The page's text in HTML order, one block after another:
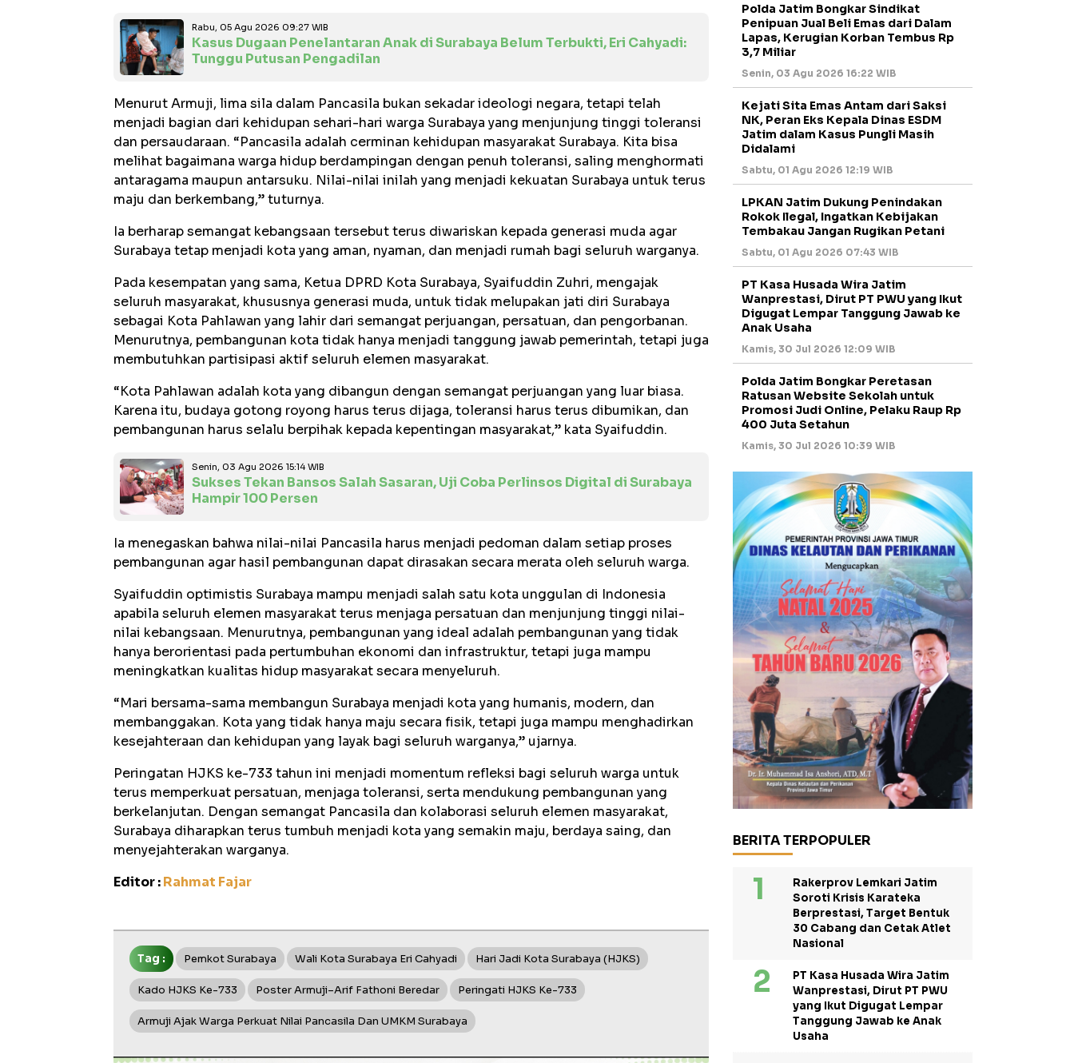
Rabu, 05 Agu 2026 09:27 WIB
Kasus Dugaan Penelantaran Anak di Surabaya Belum Terbukti, Eri Cahyadi:
Tunggu Putusan Pengadilan
Menurut Armuji, lima sila dalam Pancasila bukan sekadar ideologi negara, tetapi telah
menjadi bagian dari kehidupan sehari-hari warga Surabaya yang menjunjung tinggi toleransi
dan persaudaraan. “Pancasila adalah cerminan kehidupan masyarakat Surabaya. Kita bisa
melihat bagaimana warga hidup berdampingan dengan penuh toleransi, saling menghormati
antaragama maupun antarsuku. Nilai-nilai inilah yang menjadi kekuatan Surabaya untuk terus
maju dan berkembang,” tuturnya.
Ia berharap semangat kebangsaan tersebut terus diwariskan kepada generasi muda agar
Surabaya tetap menjadi kota yang aman, nyaman, dan menjadi rumah bagi seluruh warganya.
Pada kesempatan yang sama, Ketua DPRD Kota Surabaya, Syaifuddin Zuhri, mengajak
seluruh masyarakat, khususnya generasi muda, untuk tidak melupakan jati diri Surabaya
sebagai Kota Pahlawan yang lahir dari semangat perjuangan, persatuan, dan pengorbanan.
Menurutnya, pembangunan kota tidak hanya menjadi tanggung jawab pemerintah, tetapi juga
membutuhkan partisipasi aktif seluruh elemen masyarakat.
“Kota Pahlawan adalah kota yang dibangun dengan semangat perjuangan yang luar biasa.
Karena itu, budaya gotong royong harus terus dijaga, toleransi harus terus dibumikan, dan
pembangunan harus selalu berpihak kepada kepentingan masyarakat,” kata Syaifuddin.
Senin, 03 Agu 2026 15:14 WIB
Sukses Tekan Bansos Salah Sasaran, Uji Coba Perlinsos Digital di Surabaya
Hampir 100 Persen
Ia menegaskan bahwa nilai-nilai Pancasila harus menjadi pedoman dalam setiap proses
pembangunan agar hasil pembangunan dapat dirasakan secara merata oleh seluruh warga.
Syaifuddin optimistis Surabaya mampu menjadi salah satu kota unggulan di Indonesia
apabila seluruh elemen masyarakat terus menjaga persatuan dan menjunjung tinggi nilai-
nilai kebangsaan. Menurutnya, pembangunan yang ideal adalah pembangunan yang tidak
hanya berorientasi pada pertumbuhan ekonomi dan infrastruktur, tetapi juga mampu
meningkatkan kualitas hidup masyarakat secara menyeluruh.
“Mari bersama-sama membangun Surabaya menjadi kota yang humanis, modern, dan
membanggakan. Kota yang tidak hanya maju secara fisik, tetapi juga mampu menghadirkan
kesejahteraan dan kehidupan yang layak bagi seluruh warganya,” ujarnya.
Peringatan HJKS ke-733 tahun ini menjadi momentum refleksi bagi seluruh warga untuk
terus memperkuat persatuan, menjaga toleransi, serta mendukung pembangunan yang
berkelanjutan. Dengan semangat Pancasila dan kolaborasi seluruh elemen masyarakat,
Surabaya diharapkan terus tumbuh menjadi kota yang semakin maju, berdaya saing, dan
menyejahterakan warganya.
Editor :Rahmat Fajar
Tag : Pemkot Surabaya Wali Kota Surabaya Eri Cahyadi Hari Jadi Kota Surabaya (HJKS)
Kado HJKS Ke-733 Poster Armuji–Arif Fathoni Beredar Peringati HJKS Ke-733
Armuji Ajak Warga Perkuat Nilai Pancasila Dan UMKM Surabaya
Polda Jatim Bongkar Sindikat
Penipuan Jual Beli Emas dari Dalam
Lapas, Kerugian Korban Tembus Rp
3,7 Miliar
Senin, 03 Agu 2026 16:22 WIB
Kejati Sita Emas Antam dari Saksi
NK, Peran Eks Kepala Dinas ESDM
Jatim dalam Kasus Pungli Masih
Didalami
Sabtu, 01 Agu 2026 12:19 WIB
LPKAN Jatim Dukung Penindakan
Rokok Ilegal, Ingatkan Kebijakan
Tembakau Jangan Rugikan Petani
Sabtu, 01 Agu 2026 07:43 WIB
PT Kasa Husada Wira Jatim
Wanprestasi, Dirut PT PWU yang Ikut
Digugat Lempar Tanggung Jawab ke
Anak Usaha
Kamis, 30 Jul 2026 12:09 WIB
Polda Jatim Bongkar Peretasan
Ratusan Website Sekolah untuk
Promosi Judi Online, Pelaku Raup Rp
400 Juta Setahun
Kamis, 30 Jul 2026 10:39 WIB
BERITA TERPOPULER
Rakerprov Lemkari Jatim
Soroti Krisis Karateka
Berprestasi, Target Bentuk
30 Cabang dan Cetak Atlet
Nasional
PT Kasa Husada Wira Jatim
Wanprestasi, Dirut PT PWU
yang Ikut Digugat Lempar
Tanggung Jawab ke Anak
Usaha